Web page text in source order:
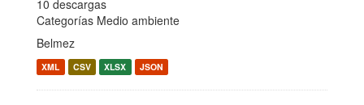
10 descargas
Categorías Medio ambiente
Belmez
XML CSV XLSX JSON